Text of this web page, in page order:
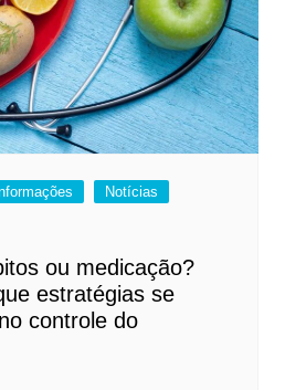
Notícias
ou medicação?
estratégias se
controle do